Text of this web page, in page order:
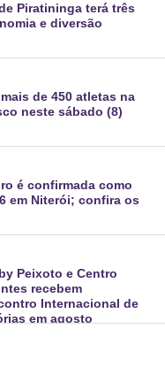
Piratininga terá três
e diversão
de 450 atletas na
neste sábado (8)
é confirmada como
em Niterói; confira os
Peixoto e Centro
recebem
Internacional de
em agosto